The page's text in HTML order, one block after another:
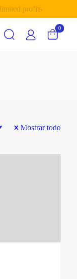
profits
0
Mostrar todo